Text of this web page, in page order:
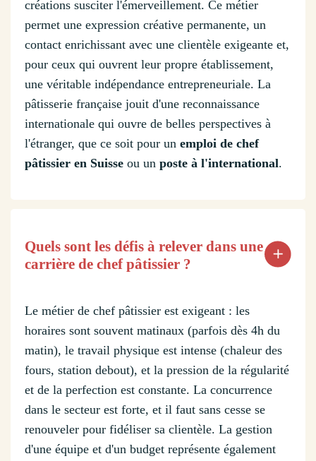
créations susciter l'émerveillement. Ce métier
permet une expression créative permanente, un
contact enrichissant avec une clientèle exigeante et,
pour ceux qui ouvrent leur propre établissement,
une véritable indépendance entrepreneuriale. La
pâtisserie française jouit d'une reconnaissance
internationale qui ouvre de belles perspectives à
l'étranger, que ce soit pour un emploi de chef
pâtissier en Suisse ou un poste à l'international.
Quels sont les défis à relever dans une
carrière de chef pâtissier ?
Le métier de chef pâtissier est exigeant : les
horaires sont souvent matinaux (parfois dès 4h du
matin), le travail physique est intense (chaleur des
fours, station debout), et la pression de la régularité
et de la perfection est constante. La concurrence
dans le secteur est forte, et il faut sans cesse se
renouveler pour fidéliser sa clientèle. La gestion
d'une équipe et d'un budget représente également